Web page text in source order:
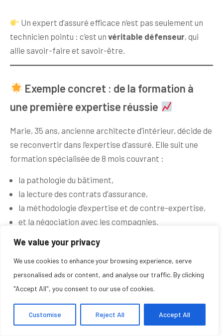
We value your privacy
We use cookies to enhance your browsing experience, serve
personalised ads or content, and analyse our traffic. By clicking
"Accept All", you consent to our use of cookies.
Customise Reject All Accept All
Un expert d’assuré efficace n’est pas seulement un
technicien pointu : c’est un véritable défenseur, qui
allie savoir-faire et savoir-être.
Exemple concret : de la formation à
une première expertise réussie
Marie, 35 ans, ancienne architecte d’intérieur, décide de
se reconvertir dans l’expertise d’assuré. Elle suit une
formation spécialisée de 8 mois couvrant :
la pathologie du bâtiment,
la lecture des contrats d’assurance,
la méthodologie d’expertise et de contre-expertise,
et la négociation avec les compagnies.
Dès sa première année d’activité, elle est sollicitée pour
Grâce à son rapport précis et documenté, elle parvient
à
faire passer l’indemnisation de 48 000 € à 86 000
, permettant à la famille de reconstruire leur maison
Cette réussite renforce sa réputation locale et lui